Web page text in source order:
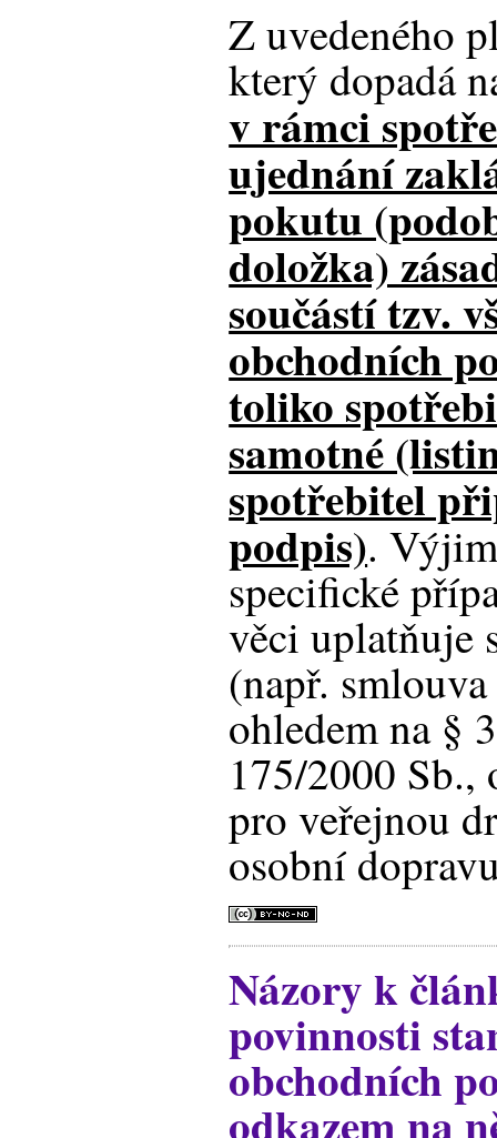
Z uvedeného
který dopadá
v rámci
ujednání
pokutu
doložka)
součástí tzv.
obchodních
toliko
samotné
spotřebitel
podpis).
specifické
věci uplatňuje
(např.
ohledem na §
175/2000 Sb.,
pro veřejnou
osobní
Názory k
povinnosti
obchodních
odkazem na